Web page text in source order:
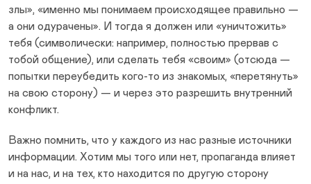
злы», «именно мы понимаем происходящее правильно —
а они одурачены». И тогда я должен или «уничтожить»
тебя (символически: например, полностью прервав с
тобой общение), или сделать тебя «своим» (отсюда —
попытки переубедить кого-то из знакомых, «перетянуть»
на свою сторону) — и через это разрешить внутренний
конфликт.
Важно помнить, что у каждого из нас разные источники
информации. Хотим мы того или нет, пропаганда влияет
и на нас, и на тех, кто находится по другую сторону